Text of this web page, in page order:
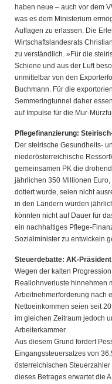
haben neue – auch vor dem
was es dem Ministerium
Auflagen zu erlassen. Die
Wirtschaftslandesrats
zu verständlich. »Für die
Schiene und aus der Luft
unmittelbar von den
Buchmann. Für die
Semmeringtunnel daher
auf Impulse für die Mur-
Pflegefinanzierung:
Der steirische Gesundheits-
niederösterreichische
gemeinsamen PK die
jährlichen 350 Millionen
dotiert wurde, seien nicht
in den Ländern würden
könnten nicht auf Dauer für
ein nachhaltiges Pflege-
Sozialminister zu entwickeln
Steuerdebatte: AK-Präsident
Wegen der kalten
Reallohnverluste hinnehmen
Arbeitnehmerforderung nach
Nettoeinkommen seien seit
im gleichen Zeitraum jedoch
Arbeiterkammer.
Aus diesem Grund fordert
Eingangssteuersatzes von
österreichischen
dieses Betrages erwartet die